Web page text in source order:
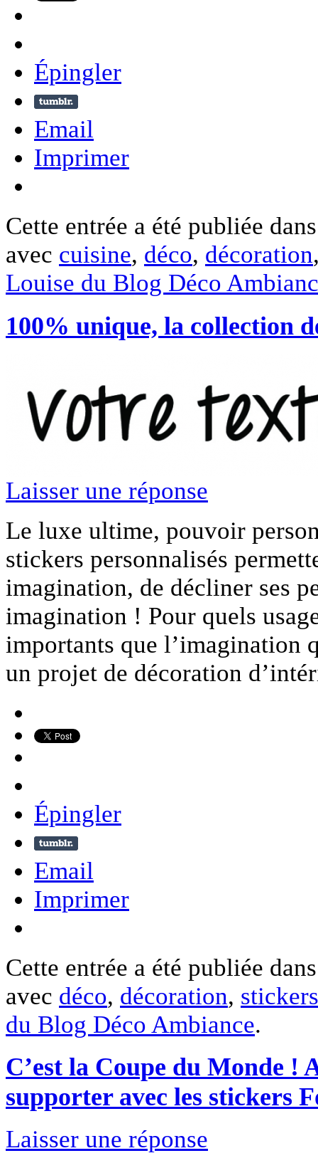
Épingler
Email
Imprimer
Cette entrée a été publiée
avec cuisine, déco, décoration
Louise du Blog Déco
100% unique, la collection
Laisser une réponse
Le luxe ultime, pouvoir
stickers personnalisés
imagination, de décliner ses
imagination ! Pour quels
importants que l’imagination
un projet de décoration
Épingler
Email
Imprimer
Cette entrée a été publiée
avec déco, décoration,
du Blog Déco Ambiance.
C’est la Coupe du Monde !
supporter avec les stickers
Laisser une réponse